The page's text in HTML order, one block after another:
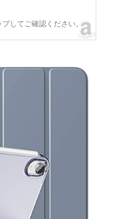
してご確認ください。